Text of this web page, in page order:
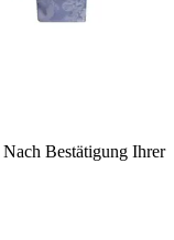
Nach Bestätigung Ihrer